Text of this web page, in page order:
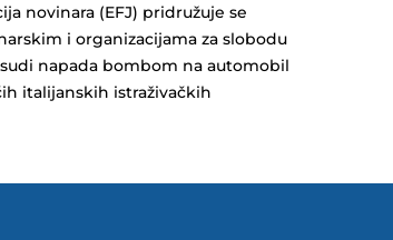
novinara (EFJ) pridružuje se
i organizacijama za slobodu
napada bombom na automobil
italijanskih istraživačkih